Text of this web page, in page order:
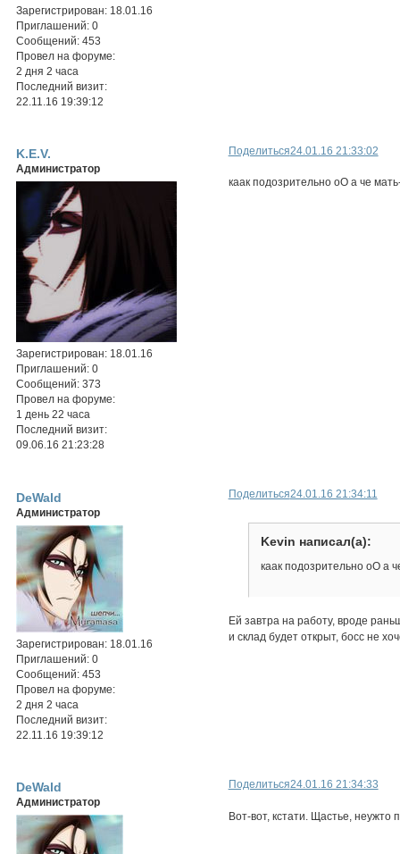
Зарегистрирован: 18.01.16
Приглашений: 0
Сообщений: 453
Провел на форуме:
2 дня 2 часа
Последний визит:
22.11.16 19:39:12
Поделиться24.01.16 21:33:02
K.E.V.
Администратор
Зарегистрирован: 18.01.16
Приглашений: 0
Сообщений: 373
Провел на форуме:
1 день 22 часа
Последний визит:
09.06.16 21:23:28
каак подозрительно оО а че
Поделиться24.01.16 21:34:11
DeWald
Администратор
Зарегистрирован: 18.01.16
Приглашений: 0
Сообщений: 453
Провел на форуме:
2 дня 2 часа
Последний визит:
22.11.16 19:39:12
Kevin написал(а):
каак подозрительно оО а
Ей завтра на работу, вроде
и склад будет открыт, босс не
Поделиться24.01.16 21:34:33
DeWald
Администратор
Вот-вот, кстати. Щастье, неужто